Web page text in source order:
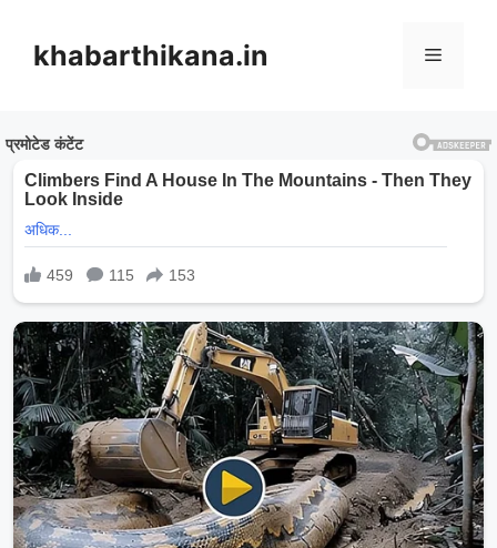
contentkhabarthikana.in Menu